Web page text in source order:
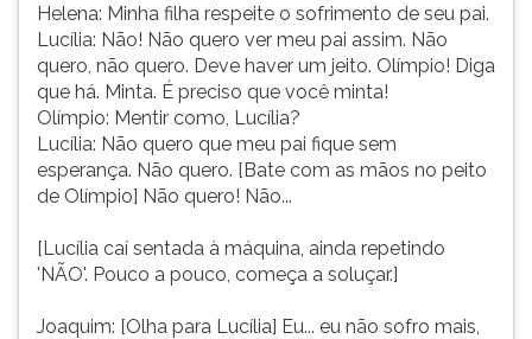
Helena: Minha filha respeite o sofrimento de seu pai.
Lucília: Não! Não quero ver meu pai assim. Não
quero, não quero. Deve haver um jeito. Olímpio! Diga
que há. Minta. É preciso que você minta!
Olímpio: Mentir como, Lucília?
Lucília: Não quero que meu pai fique sem
esperança. Não quero. [Bate com as mãos no peito
de Olímpio] Não quero! Não...
[Lucília caí sentada à máquina, ainda repetindo
'NÃO'. Pouco a pouco, começa a soluçar.]
Joaquim: [Olha para Lucília] Eu... eu não sofro mais,